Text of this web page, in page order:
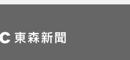
索偵訓
中海線將送肉粽 路